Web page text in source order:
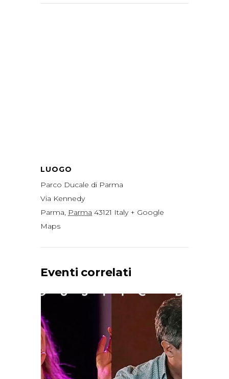
LUOGO
Parco Ducale di Parma
Via Kennedy
Parma, Parma 43121 Italy + Google
Maps
Eventi correlati